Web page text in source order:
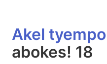
Akel tyempo
abokes! 18